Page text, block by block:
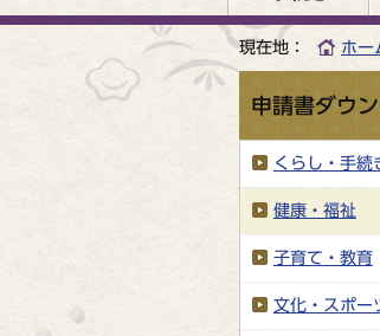
現在地： ホー
申請書ダウ
くらし・手続
健康・福祉
子育て・教育
文化・スポー